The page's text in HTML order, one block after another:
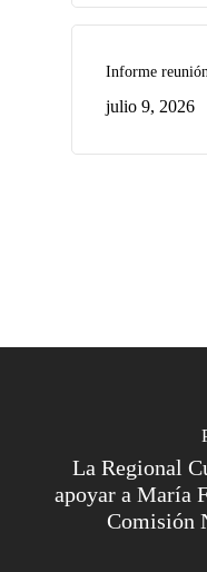
Informe
julio 9, 2026
La Regional
apoyar a María
Comisión